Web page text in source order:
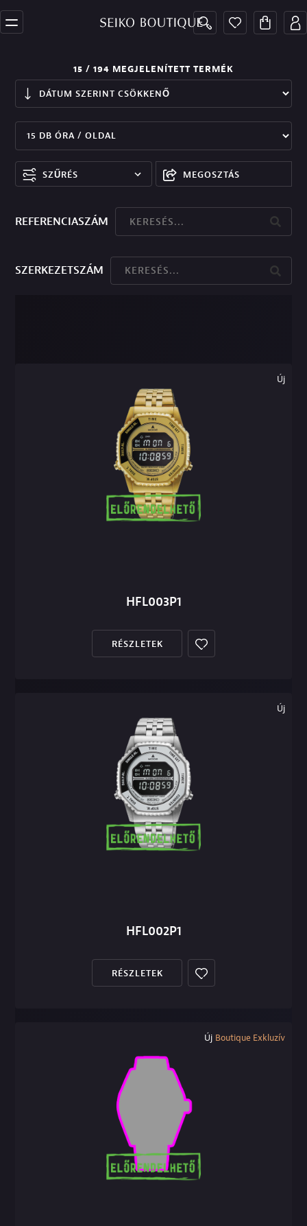
15 / 194 MEGJELENÍTETT TERMÉK
SZŰRÉS MEGOSZTÁS
REFERENCIASZÁM
SZERKEZETSZÁM
Új
HFL003P1
RÉSZLETEK
Új
HFL002P1
RÉSZLETEK
Új Boutique Exkluzív